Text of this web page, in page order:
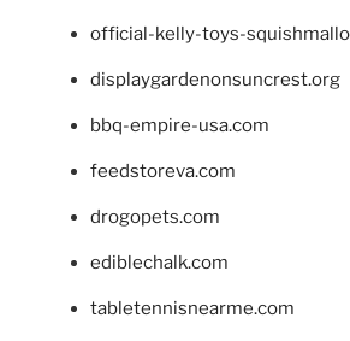
official-kelly-toys-
displaygardenonsuncrest.org
bbq-empire-usa.com
feedstoreva.com
drogopets.com
ediblechalk.com
tabletennisnearme.com